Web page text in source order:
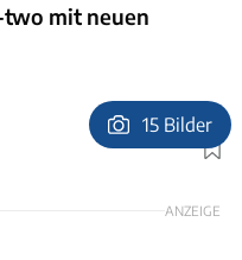
mit neuen
Foto: Carthago
15 Bilder
ANZEIGE